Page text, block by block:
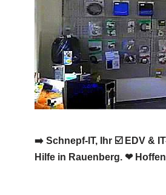
➡️ Schnepf-IT, Ihr ☑️ EDV &
Hilfe in Rauenberg. ❤